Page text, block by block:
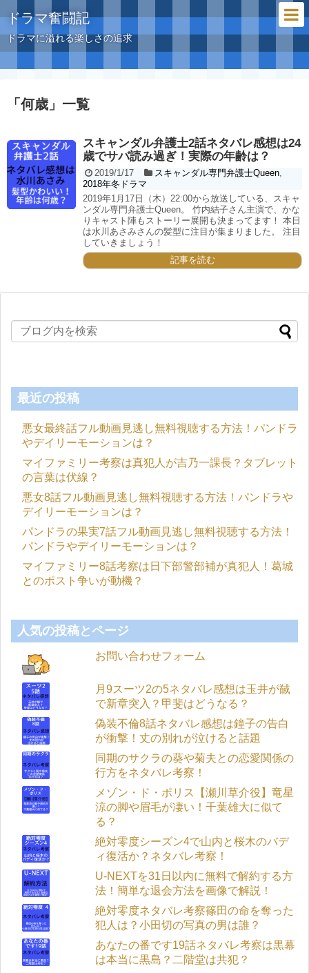
ドラマ奮闘記
ドラマに溢れる楽しさの追求
「 何歳 」 一覧
スキャンダル弁護士2話ネタバレ感想は24
歳でサバ読み過ぎ！実際の年齢は？
2019/1/17 スキャンダル専門弁護士Queen,
2018年冬ドラマ
2019年1月17日（木）22:00から放送している、スキャ
ンダル専門弁護士Queen。 竹内結子さん主演で、かな
りキャスト陣もストーリー展開も決まってます！ 本日
は水川あさみさんの髪型に注目が集まりました。 注目
していきましょう！
記事を読む
最近の投稿
悪女最終話フル動画見逃し無料視聴する方法！パンドラ
やデイリーモーションは？
マイファミリー考察は真犯人が吉乃一課長？タブレット
の言葉は伏線？
悪女8話フル動画見逃し無料視聴する方法！パンドラや
デイリーモーションは？
パンドラの果実7話フル動画見逃し無料視聴する方法！
パンドラやデイリーモーションは？
マイファミリー8話考察は日下部警部補が真犯人！葛城
とのポスト争いが動機？
人気の投稿とページ
お問い合わせフォーム
月9スーツ2の5ネタバレ感想は玉井が馘
で新章突入？甲斐はどうなる？
偽装不倫8話ネタバレ感想は鐘子の告白
が衝撃！丈の別れが泣けると話題
同期のサクラの葵や菊夫との恋愛関係の
行方をネタバレ考察！
メゾン・ド・ポリス【瀬川草介役】竜星
涼の脚や眉毛が凄い！千葉雄大に似て
る？
絶対零度シーズン4で山内と桜木のバデ
ィ復活か？ネタバレ考察！
U-NEXTを31日以内に無料で解約する方
法！簡単な退会方法を画像で解説！
絶対零度ネタバレ考察篠田の命を奪った
犯人は？小田切の写真の男は誰？
あなたの番です19話ネタバレ考察は黒幕
は本当に黒島？二階堂は共犯？